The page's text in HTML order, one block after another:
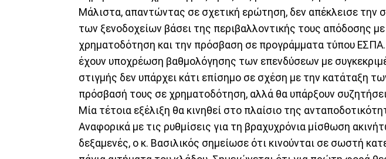
Μάλιστα, απαντώντας σε σχετική ερώτηση, δεν απέκλεισε την
των ξενοδοχείων βάσει της περιβαλλοντικής τους απόδοσης
χρηματοδότηση και την πρόσβαση σε προγράμματα τύπου
έχουν υποχρέωση βαθμολόγησης των επενδύσεων με
στιγμής δεν υπάρχει κάτι επίσημο σε σχέση με την κατάταξη
πρόσβασή τους σε χρηματοδότηση, αλλά θα υπάρξουν
Μία τέτοια εξέλιξη θα κινηθεί στο πλαίσιο της
Αναφορικά με τις ρυθμίσεις για τη βραχυχρόνια μίσθωση
δεξαμενές, ο κ. Βασιλικός σημείωσε ότι κινούνται σε σωστή